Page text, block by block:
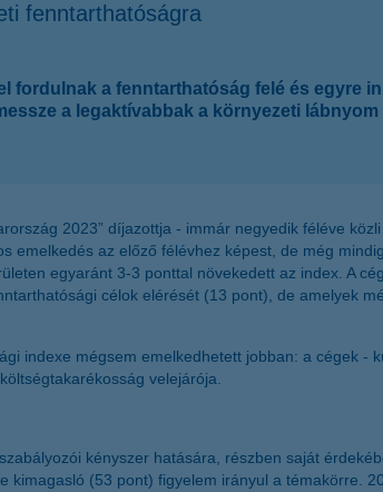
fenntarthatóságra
fordulnak a fenntarthatóság felé és egyre
a legaktívabbak a környezeti
2023” díjazottja - immár negyedik féléve
emelkedés az előző félévhez képest, de még
egyaránt 3-3 ponttal növekedett az index. A
célok elérését (13 pont), de amelyek
indexe mégsem emelkedhetett jobban: a cégek
velejárója.
kényszer hatására, részben saját
(53 pont) figyelem irányul a témakörre.